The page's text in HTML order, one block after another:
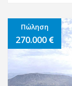
Πώληση
270.000